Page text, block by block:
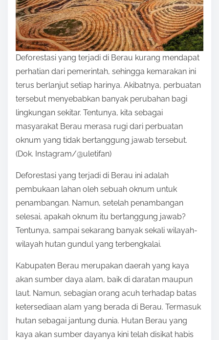
s
t
o
n
:Deforestasi yang terjadi di Berau kurang mendapat
perhatian dari pemerintah, sehingga kemarakan ini
terus berlanjut setiap harinya. Akibatnya, perbuatan
tersebut menyebabkan banyak perubahan bagi
lingkungan sekitar. Tentunya, kita sebagai
masyarakat Berau merasa rugi dari perbuatan
oknum yang tidak bertanggung jawab tersebut.
(Dok. Instagram/@uletifan)
Deforestasi yang terjadi di Berau ini adalah
pembukaan lahan oleh sebuah oknum untuk
penambangan. Namun, setelah penambangan
selesai, apakah oknum itu bertanggung jawab?
Tentunya, sampai sekarang banyak sekali wilayah-
wilayah hutan gundul yang terbengkalai.
Kabupaten Berau merupakan daerah yang kaya
akan sumber daya alam, baik di daratan maupun
laut. Namun, sebagian orang acuh terhadap batas
ketersediaan alam yang berada di Berau. Termasuk
hutan sebagai jantung dunia. Hutan Berau yang
kaya akan sumber dayanya kini telah disikat habis